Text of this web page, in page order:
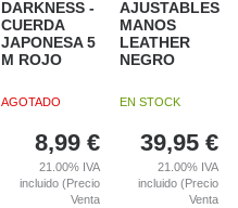
DARKNESS -
CUERDA
JAPONESA 5
M ROJO
AGOTADO
8,99 €
21.00% IVA
incluido (Precio
Venta
AJUSTABLES
MANOS
LEATHER
NEGRO
EN STOCK
39,95 €
21.00% IVA
incluido (Precio
Venta